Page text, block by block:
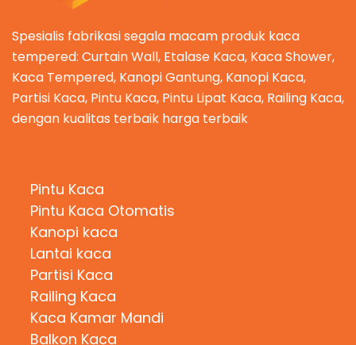
Spesialis fabrikasi segala macam produk kaca
tempered: Curtain Wall, Etalase Kaca, Kaca Shower,
Kaca Tempered, Kanopi Gantung, Kanopi Kaca,
Partisi Kaca, Pintu Kaca, Pintu Lipat Kaca, Railing Kaca,
dengan kualitas terbaik harga terbaik
Pintu Kaca
Pintu Kaca Otomatis
Kanopi kaca
Lantai kaca
Partisi Kaca
Railing Kaca
Kaca Kamar Mandi
Balkon Kaca